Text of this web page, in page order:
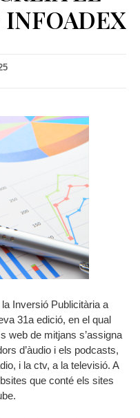
INFOADEX
la Inversió Publicitària a
31a edició, en el qual
web de mitjans s’assigna
d’àudio i els podcasts,
i la ctv, a la televisió. A
que conté els sites